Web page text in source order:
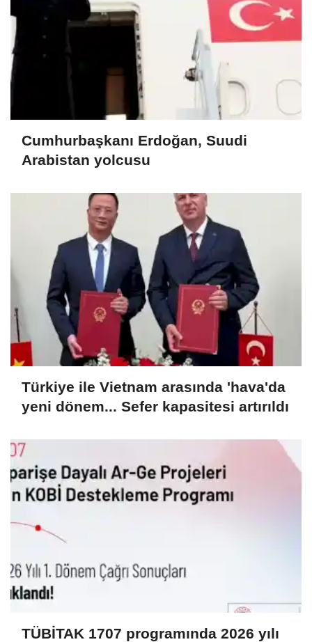
Cumhurbaşkanı Erdoğan, Suudi
Arabistan yolcusu
Türkiye ile Vietnam arasında 'hava'da
yeni dönem... Sefer kapasitesi artırıldı
TÜBİTAK 1707 programında 2026 yılı